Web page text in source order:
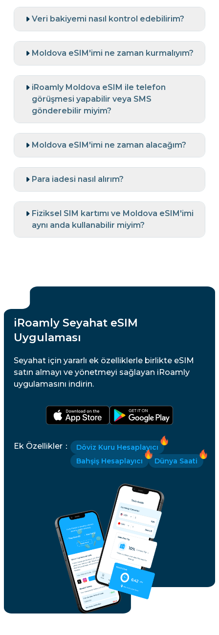
Veri bakiyemi nasıl kontrol edebilirim?
Moldova eSIM'imi ne zaman kurmalıyım?
iRoamly Moldova eSIM ile telefon
görüşmesi yapabilir veya SMS
gönderebilir miyim?
Moldova eSIM'imi ne zaman alacağım?
Para iadesi nasıl alırım?
Fiziksel SIM kartımı ve Moldova eSIM'imi
aynı anda kullanabilir miyim?
iRoamly Seyahat eSIM
Uygulaması
Seyahat için yararlı ek özelliklerle birlikte eSIM
satın almayı ve yönetmeyi sağlayan iRoamly
uygulamasını indirin.
Ek Özellikler ：
Döviz Kuru Hesaplayıcı
Bahşiş Hesaplayıcı
Dünya Saati